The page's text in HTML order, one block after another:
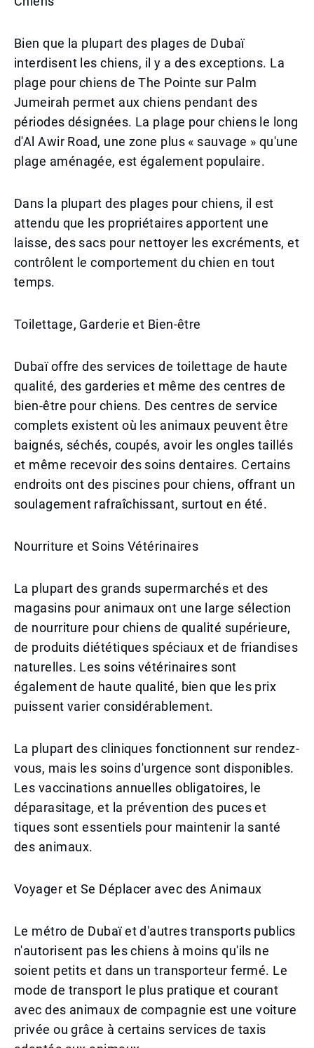
Bien que la plupart des plages de Dubaï
interdisent les chiens, il y a des exceptions. La
plage pour chiens de The Pointe sur Palm
Jumeirah permet aux chiens pendant des
périodes désignées. La plage pour chiens le long
d'Al Awir Road, une zone plus « sauvage » qu'une
plage aménagée, est également populaire.
Dans la plupart des plages pour chiens, il est
attendu que les propriétaires apportent une
laisse, des sacs pour nettoyer les excréments, et
contrôlent le comportement du chien en tout
temps.
Toilettage, Garderie et Bien-être
Dubaï offre des services de toilettage de haute
qualité, des garderies et même des centres de
bien-être pour chiens. Des centres de service
complets existent où les animaux peuvent être
baignés, séchés, coupés, avoir les ongles taillés
et même recevoir des soins dentaires. Certains
endroits ont des piscines pour chiens, offrant un
soulagement rafraîchissant, surtout en été.
Nourriture et Soins Vétérinaires
La plupart des grands supermarchés et des
magasins pour animaux ont une large sélection
de nourriture pour chiens de qualité supérieure,
de produits diététiques spéciaux et de friandises
naturelles. Les soins vétérinaires sont
également de haute qualité, bien que les prix
puissent varier considérablement.
La plupart des cliniques fonctionnent sur rendez-
vous, mais les soins d'urgence sont disponibles.
Les vaccinations annuelles obligatoires, le
déparasitage, et la prévention des puces et
tiques sont essentiels pour maintenir la santé
des animaux.
Voyager et Se Déplacer avec des Animaux
Le métro de Dubaï et d'autres transports publics
n'autorisent pas les chiens à moins qu'ils ne
soient petits et dans un transporteur fermé. Le
mode de transport le plus pratique et courant
avec des animaux de compagnie est une voiture
privée ou grâce à certains services de taxis